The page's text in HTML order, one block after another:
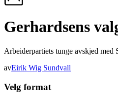
Gerhardsens
Arbeiderpartiets tunge avskjed med
avEirik Wig Sundvall
Velg format